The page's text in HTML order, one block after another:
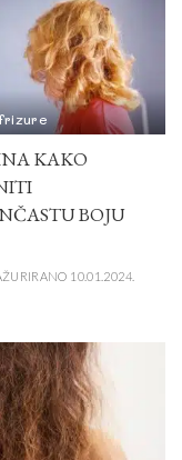
KAKO
BOJU
10.01.2024.